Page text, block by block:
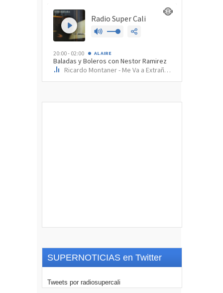
SUPERNOTICIAS en Twitter
Tweets por radiosupercali